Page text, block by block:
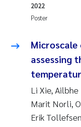
Poster
2022
assessing
Li Xie,
Marit Norli,
Erik Tollefsen